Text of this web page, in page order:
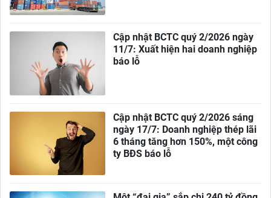
Cập nhật BCTC quý 2/2026 ngày
11/7: Xuất hiện hai doanh nghiệp
báo lỗ
Cập nhật BCTC quý 2/2026 sáng
ngày 17/7: Doanh nghiệp thép lãi
6 tháng tăng hơn 150%, một công
ty BĐS báo lỗ